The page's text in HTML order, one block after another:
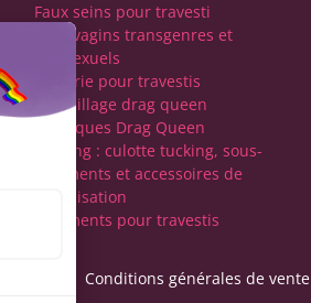
Faux seins pour travesti
Faux vagins transgenres et
transexuels
Lingerie pour travestis
Maquillage drag queen
Perruques Drag Queen
Tucking : culotte tucking, sous-
vêtements et accessoires de
féminisation
Vêtements pour travestis
Conditions générales de vente